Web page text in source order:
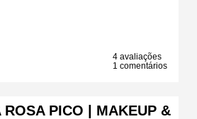
4 avaliações
1 comentários
ROSA PICO | MAKEUP &